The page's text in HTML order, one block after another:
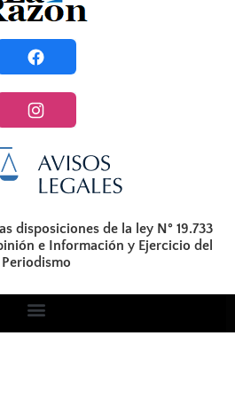
disposiciones de la ley N° 19.733
e Información y Ejercicio del
Periodismo